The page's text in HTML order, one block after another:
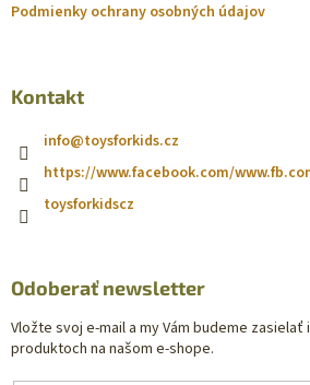
Podmienky ochrany osobných údajov
Kontakt
info@toysforkids.cz
https://www.facebook.com/
toysforkidscz
Odoberať newsletter
Vložte svoj e-mail a my Vám budeme
produktoch na našom e-shope.